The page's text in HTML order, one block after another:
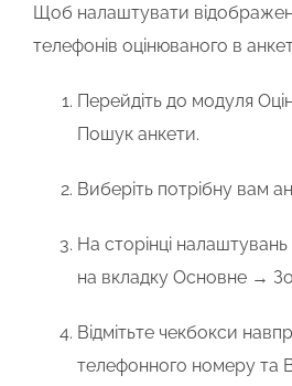
Щоб налаштувати
телефонів оцінюваного в
Перейдіть до модуля
Пошук анкети.
Виберіть потрібну вам
На сторінці
на вкладку Основне →
Відмітьте чекбокси
телефонного номеру та